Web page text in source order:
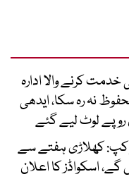
کرنے والا ادارہ
نہ رہ سکا، ایدھی
روپے لوٹ لیے گئے
کپ: کھلاڑی ہفتے سے
گے، اسکواڈز کا اعلان